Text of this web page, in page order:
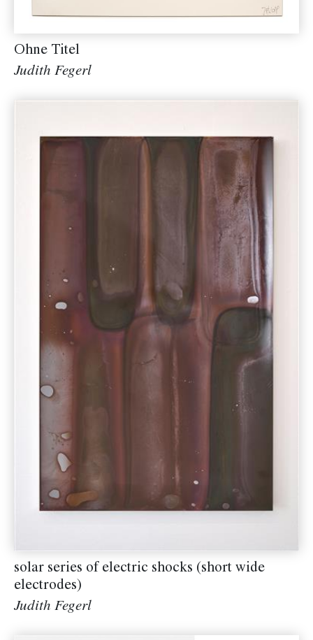
Ohne Titel
Judith Fegerl
solar series of electric shocks (short wide
electrodes)
Judith Fegerl